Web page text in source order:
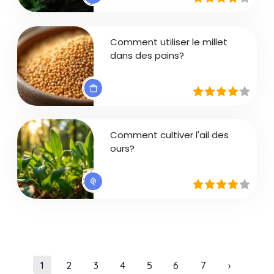
Comment utiliser le millet
dans des pains?
Comment cultiver l'ail des
ours?
Page courante
1 Page
2 Page
3 Page
4 Page
5 Page
6 Page
7 Page
›